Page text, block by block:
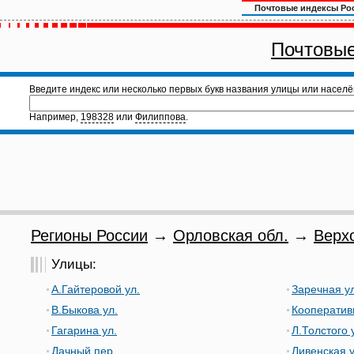
Почтовые индексы
Введите индекс или несколько первых букв названия улицы или
Например, 198328 или Филиппова.
Регионы России → Орловская обл. →
Улицы:
А.Гайтеровой ул.
В.Быкова ул.
Гагарина ул.
Дачный пер.
Заречная
Л.Толстого
Ливенская